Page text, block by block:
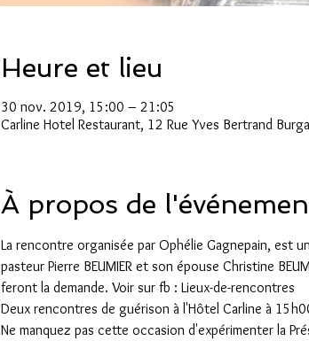
Heure et lieu
30 nov. 2019, 15:00 – 21:05
Carline Hotel Restaurant, 12 Rue Yves Bertrand
À propos de
La rencontre organisée par Ophélie Gagnepain, est
pasteur Pierre BEUMIER et son épouse Christine
feront la demande. Voir sur fb : Lieux-de-rencontres
Deux rencontres de guérison à l'Hôtel Carline à
Ne manquez pas cette occasion d'expérimenter la